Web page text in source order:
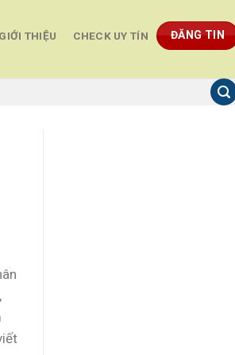
GIỚI THIỆU CHECK UY TÍN ĐĂNG TIN